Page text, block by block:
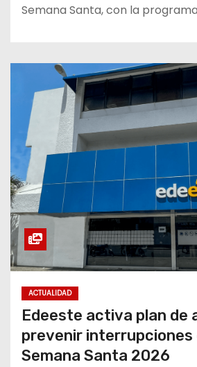
Semana Santa, con la
ACTUALIDAD
Edeeste activa plan de
prevenir
Semana Santa 2026